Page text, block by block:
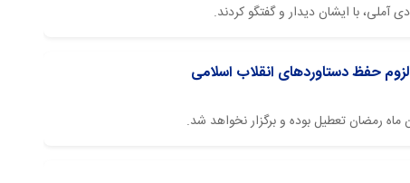
با ایشان دیدار و گفتگو کردند.
رمضان تعطیل بوده و برگزار نخواهد شد.